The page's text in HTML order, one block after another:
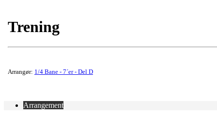
Trening
Arrangør: 1/4 Bane - 7´er - Del D
Arrangement